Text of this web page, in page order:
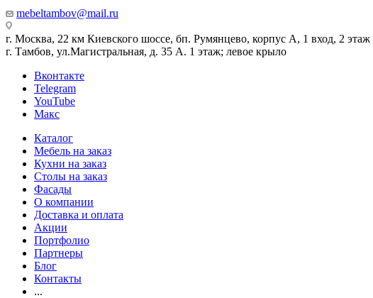
mebeltambov@mail.ru
г. Москва, 22 км Киевского шоссе, бп. Румянцево, корпус А, 1 вход, 2 этаж
г. Тамбов, ул.Магистральная, д. 35 А. 1 этаж; левое крыло
Вконтакте
Telegram
YouTube
Макс
Каталог
Мебель на заказ
Кухни на заказ
Столы на заказ
Фасады
О компании
Доставка и оплата
Акции
Портфолио
Партнеры
Блог
Контакты
...